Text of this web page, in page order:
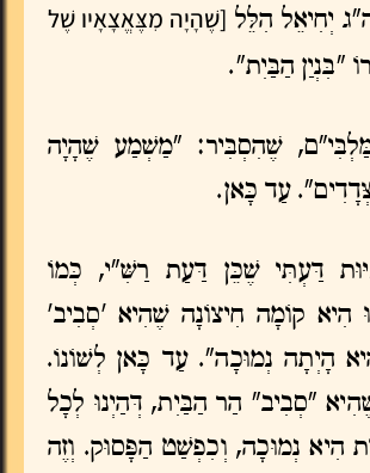
יְחִיאֵל הִלֵּל [שֶׁהָיָה מִצֶּאֱצָאָיו שֶׁל
"בִּנְיַן הַבַּיִת".
שֶׁהִסְבִּיר: "מַשְׁמַע שֶׁהָיָה
עַד כָּאן.
דַּעְתִּי שֶׁכֵּן דַּעַת רַשִּׁ"י, כְּמוֹ
הִיא קוֹמָה חִיצוֹנָה שֶׁהִיא 'סְבִיב'
הָיְתָה נְמוּכָה". עַד כָּאן לְשׁוֹנוֹ.
"סְבִיב" הַר הַבַּיִת, דְּהַיְנוּ לְכָל
הִיא נְמוּכָה, וְכִפְשַׁט הַפָּסוּק. וְזֶה